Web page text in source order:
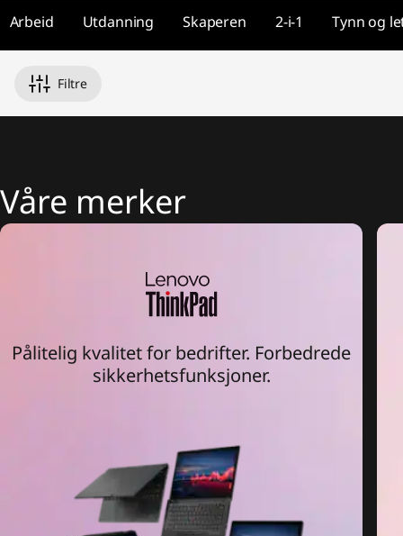
n
&
e
Arbeid Utdanning Skaperen 2-i-1 Tynn og
Filtre
Våre merker
Pålitelig kvalitet for bedrifter. Forbedrede
sikkerhetsfunksjoner.